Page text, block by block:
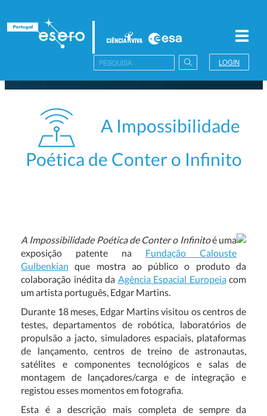
LOGIN
A Impossibilidade
Poética de Conter o Infinito
A Impossibilidade Poética de Conter o Infinitoé uma
exposição patente na Fundação Calouste
Gulbenkian que mostra ao público o produto da
colaboração inédita da Agência Espacial Europeiacom
um artista português, Edgar Martins.
Durante 18 meses, Edgar Martins visitou os centros de
testes, departamentos de robótica, laboratórios de
propulsão a jacto, simuladores espaciais, plataformas
de lançamento, centros de treino de astronautas,
satélites e componentes tecnológicos e salas de
montagem de lançadores/carga e de integração e
registou esses momentos em fotografia.
Esta é a descrição mais completa de sempre da